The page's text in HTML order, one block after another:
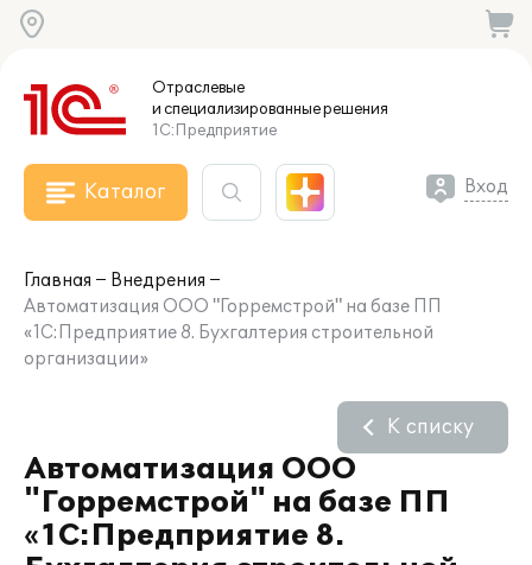
Отраслевые
и специализированныерешения
1С:Предприятие
Каталог Вход
Главная
Внедрения
Автоматизация ООО "Горремстрой" на базе ПП
«1С:Предприятие 8. Бухгалтерия строительной
организации»
Автоматизация ООО
"Горремстрой" на базе ПП
«1С:Предприятие 8.
К списку